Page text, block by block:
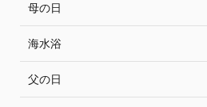
母の日
海水浴
父の日